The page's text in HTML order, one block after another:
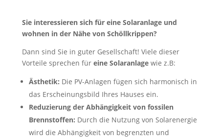
Sie interessieren sich für eine Solaranlage und
wohnen in der Nähe von Schöllkrippen?
Dann sind Sie in guter Gesellschaft! Viele dieser
Vorteile sprechen für eine Solaranlage wie z.B:
Ästhetik: Die PV-Anlagen fügen sich harmonisch in
das Erscheinungsbild Ihres Hauses ein.
Reduzierung der Abhängigkeit von fossilen
Brennstoffen: Durch die Nutzung von Solarenergie
wird die Abhängigkeit von begrenzten und